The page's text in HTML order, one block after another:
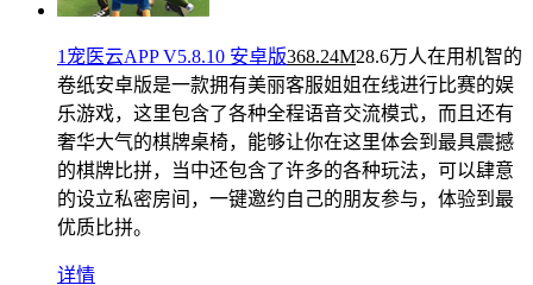
1宠医云APP V5.8.10 安卓版368.24M28.6万人在用机智的
卷纸安卓版是一款拥有美丽客服姐姐在线进行比赛的娱
乐游戏，这里包含了各种全程语音交流模式，而且还有
奢华大气的棋牌桌椅，能够让你在这里体会到最具震撼
的棋牌比拼，当中还包含了许多的各种玩法，可以肆意
的设立私密房间，一键邀约自己的朋友参与，体验到最
优质比拼。
详情